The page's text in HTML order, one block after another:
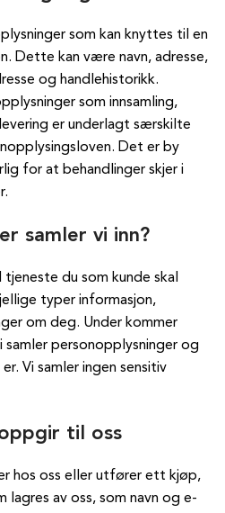
som kan knyttes til en
Dette kan være navn, adresse,
og handlehistorikk.
som innsamling,
er underlagt særskilte
Det er by
for at behandlinger skjer i
samler vi inn?
du som kunde skal
typer informasjon,
om deg. Under kommer
samler personopplysninger og
Vi samler ingen sensitiv
til oss
hos oss eller utfører ett kjøp,
lagres av oss, som navn og e-